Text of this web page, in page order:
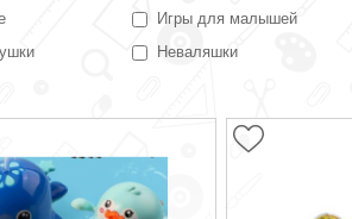
Игры для малышей
Неваляшки